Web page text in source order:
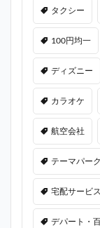
タクシー
100円均一
ディズニー
カラオケ
航空会社
テーマパーク
宅配サービス
デパート・